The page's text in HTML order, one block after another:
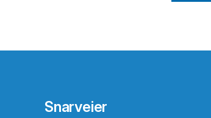
Snarveier